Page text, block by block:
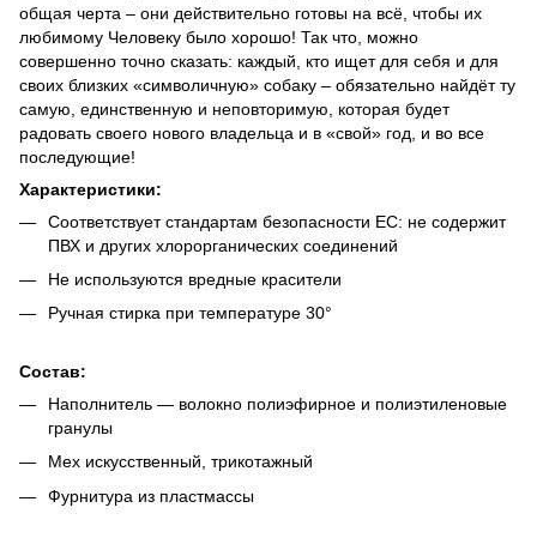
общая черта – они действительно готовы на всё, чтобы их
любимому Человеку было хорошо! Так что, можно
совершенно точно сказать: каждый, кто ищет для себя и для
своих близких «символичную» собаку – обязательно найдёт ту
самую, единственную и неповторимую, которая будет
радовать своего нового владельца и в «свой» год, и во все
последующие!
Характеристики:
Соответствует стандартам безопасности ЕС: не содержит
ПВХ и других хлорорганических соединений
Не используются вредные красители
Ручная стирка при температуре 30°
Состав:
Наполнитель — волокно полиэфирное и полиэтиленовые
гранулы
Мех искусственный, трикотажный
Фурнитура из пластмассы